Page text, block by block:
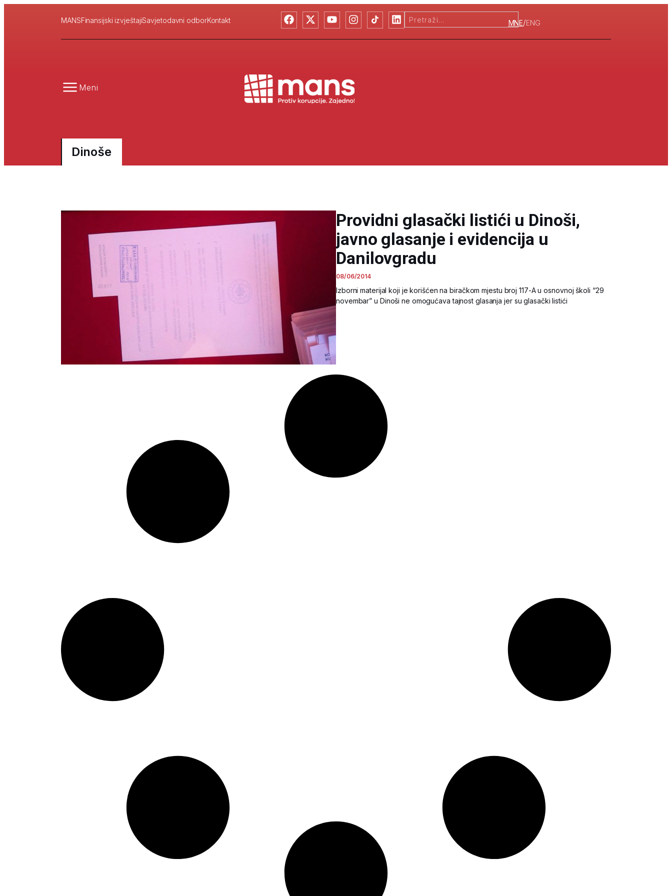
MANSFinansijski izvještajiSavjetodavni odborKontakt MNE/ENG
Meni
Dinoše
Providni glasački listići u Dinoši,
javno glasanje i evidencija u
Danilovgradu
08/06/2014
Izborni materijal koji je korišćen na biračkom mjestu broj 117-A u osnovnoj školi “29
novembar” u Dinoši ne omogućava tajnost glasanja jer su glasački listići